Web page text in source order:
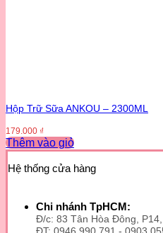
Hộp Trữ Sữa ANKOU – 2300ML
179.000 ₫
Thêm vào giỏ
Sản
phẩm
nhiều
Hệ thống cửa hàng
Chi nhánh TpHCM:
Đ/c: 83 Tân Hòa Đông,
ĐT: 0946 990 791 - 0903